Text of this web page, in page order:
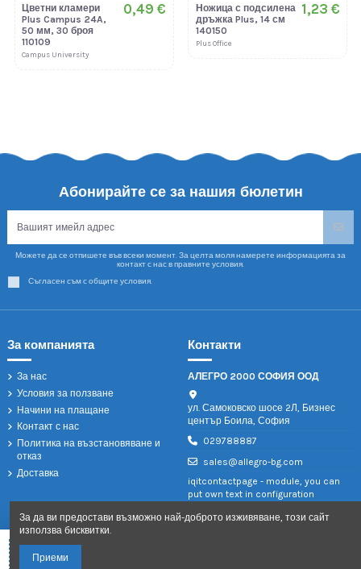
Цветни кламери
Plus Campus 24A,
50 мм, 30 броя
110109
Campus University
0,49 €
Ножица с подсилена
дръжка Plus, 14 см
140150
Plus Office
1,23 €
Абонирайте се за нашия бюлетин
Можете да се отпишете във всеки момент. За целта моля намерете информацията за
контакт с нас в правните условия.
Съгласен съм с общите условия.
За компанията
За нас
Условия за ползване
Начини на плащане
Контакт с нас
Политика на възстановяване и
отказ
Доставка
Контакти
АЛЕГРО 2000 СОФИЯ ООД
ул. Самоковско шосе 2Л, Бизнес
център Боила, София
029788887
sales@allegro-bg.com
iqitcontactpage - module, you can
put own text in configuration
За да ви предостави възможно най-доброто изживяване, този сайт
използва бисквитки.
Приеми